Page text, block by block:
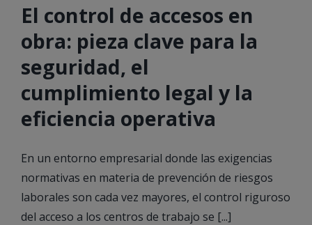
El control de accesos en
obra: pieza clave para la
seguridad, el
cumplimiento legal y la
eficiencia operativa
En un entorno empresarial donde las exigencias
normativas en materia de prevención de riesgos
laborales son cada vez mayores, el control riguroso
del acceso a los centros de trabajo se [...]